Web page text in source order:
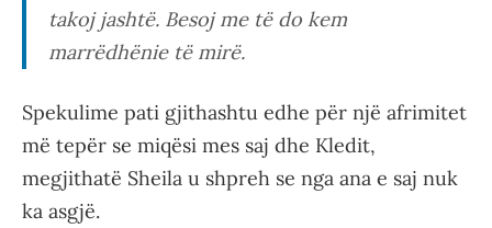
takoj jashtë. Besoj me të do kem
marrëdhënie të mirë.
Spekulime pati gjithashtu edhe për një afrimitet
më tepër se miqësi mes saj dhe Kledit,
megjithatë Sheila u shpreh se nga ana e saj nuk
ka asgjë.